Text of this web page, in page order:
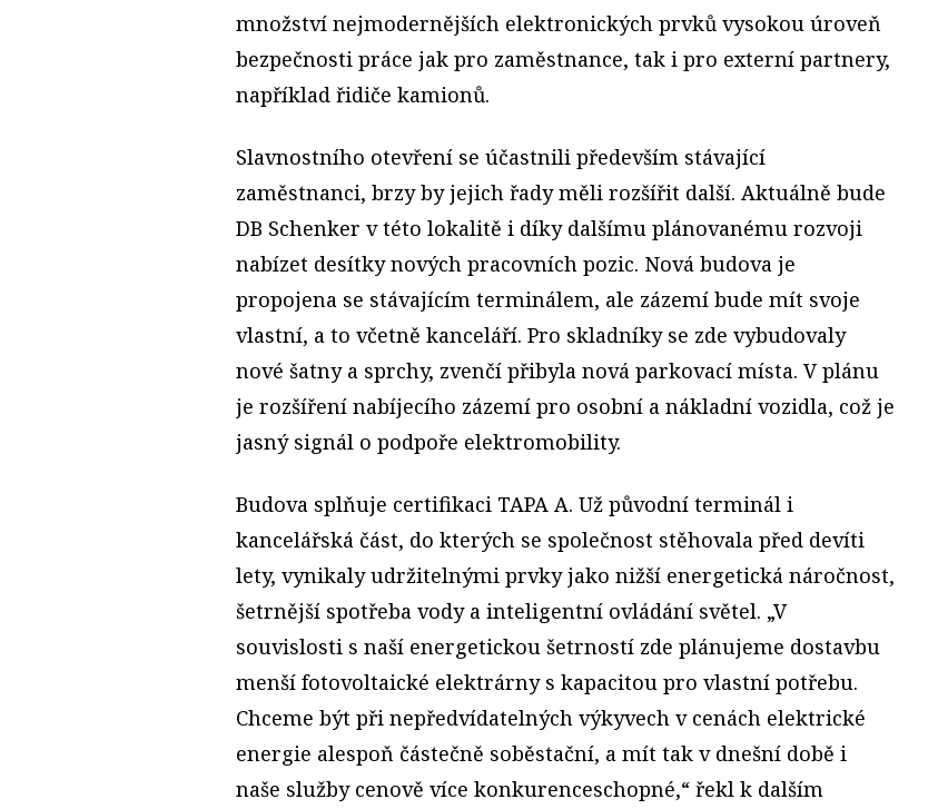
množství nejmodernějších elektronických prvků vysokou úroveň
bezpečnosti práce jak pro zaměstnance, tak i pro externí partnery,
například řidiče kamionů.
Slavnostního otevření se účastnili především stávající
zaměstnanci, brzy by jejich řady měli rozšířit další. Aktuálně bude
DB Schenker v této lokalitě i díky dalšímu plánovanému rozvoji
nabízet desítky nových pracovních pozic. Nová budova je
propojena se stávajícím terminálem, ale zázemí bude mít svoje
vlastní, a to včetně kanceláří. Pro skladníky se zde vybudovaly
nové šatny a sprchy, zvenčí přibyla nová parkovací místa. V plánu
je rozšíření nabíjecího zázemí pro osobní a nákladní vozidla, což je
jasný signál o podpoře elektromobility.
Budova splňuje certifikaci TAPA A. Už původní terminál i
kancelářská část, do kterých se společnost stěhovala před devíti
lety, vynikaly udržitelnými prvky jako nižší energetická náročnost,
šetrnější spotřeba vody a inteligentní ovládání světel. „V
souvislosti s naší energetickou šetrností zde plánujeme dostavbu
menší fotovoltaické elektrárny s kapacitou pro vlastní potřebu.
Chceme být při nepředvídatelných výkyvech v cenách elektrické
energie alespoň částečně soběstační, a mít tak v dnešní době i
naše služby cenově více konkurenceschopné,“ řekl k dalším